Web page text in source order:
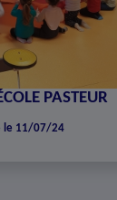
PASTEUR
le 11/07/24